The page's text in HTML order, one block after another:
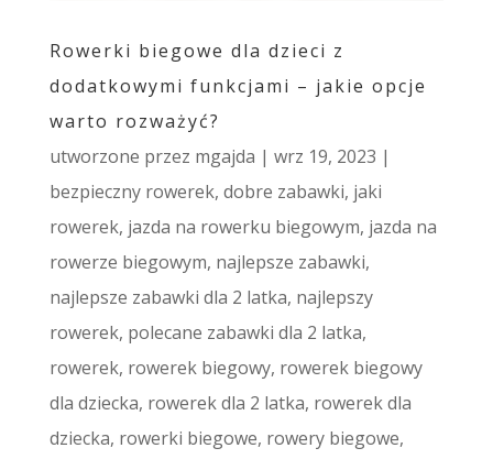
Rowerki biegowe dla dzieci z
dodatkowymi funkcjami – jakie opcje
warto rozważyć?
utworzone przez mgajda | wrz 19, 2023 |
bezpieczny rowerek, dobre zabawki, jaki
rowerek, jazda na rowerku biegowym, jazda na
rowerze biegowym, najlepsze zabawki,
najlepsze zabawki dla 2 latka, najlepszy
rowerek, polecane zabawki dla 2 latka,
rowerek, rowerek biegowy, rowerek biegowy
dla dziecka, rowerek dla 2 latka, rowerek dla
dziecka, rowerki biegowe, rowery biegowe,